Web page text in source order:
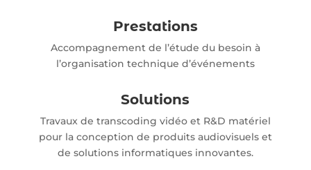
Prestations
Accompagnement de l’étude du besoin à
l’organisation technique d’événements
Solutions
Travaux de transcoding vidéo et R&D matériel
pour la conception de produits audiovisuels et
de solutions informatiques innovantes.